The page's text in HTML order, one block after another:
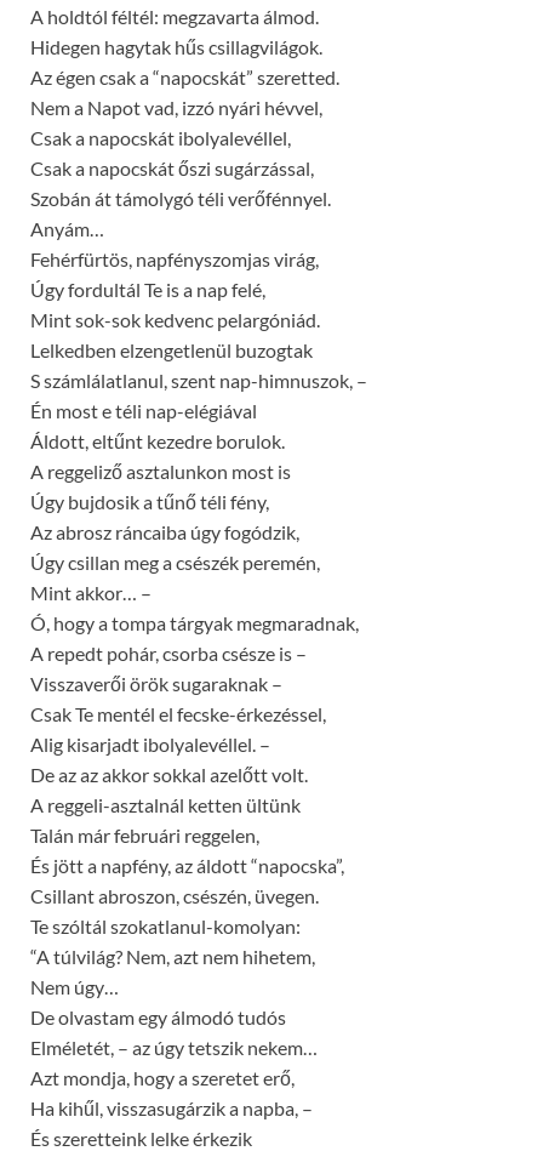
A holdtól féltél: megzavarta álmod.
Hidegen hagytak hűs csillagvilágok.
Az égen csak a “napocskát” szeretted.
Nem a Napot vad, izzó nyári hévvel,
Csak a napocskát ibolyalevéllel,
Csak a napocskát őszi sugárzással,
Szobán át támolygó téli verőfénnyel.
Anyám…
Fehérfürtös, napfényszomjas virág,
Úgy fordultál Te is a nap felé,
Mint sok-sok kedvenc pelargóniád.
Lelkedben elzengetlenül buzogtak
S számlálatlanul, szent nap-himnuszok, –
Én most e téli nap-elégiával
Áldott, eltűnt kezedre borulok.
A reggeliző asztalunkon most is
Úgy bujdosik a tűnő téli fény,
Az abrosz ráncaiba úgy fogódzik,
Úgy csillan meg a csészék peremén,
Mint akkor… –
Ó, hogy a tompa tárgyak megmaradnak,
A repedt pohár, csorba csésze is –
Visszaverői örök sugaraknak –
Csak Te mentél el fecske-érkezéssel,
Alig kisarjadt ibolyalevéllel. –
De az az akkor sokkal azelőtt volt.
A reggeli-asztalnál ketten ültünk
Talán már februári reggelen,
És jött a napfény, az áldott “napocska”,
Csillant abroszon, csészén, üvegen.
Te szóltál szokatlanul-komolyan:
“A túlvilág? Nem, azt nem hihetem,
Nem úgy…
De olvastam egy álmodó tudós
Elméletét, – az úgy tetszik nekem…
Azt mondja, hogy a szeretet erő,
Ha kihűl, visszasugárzik a napba, –
És szeretteink lelke érkezik